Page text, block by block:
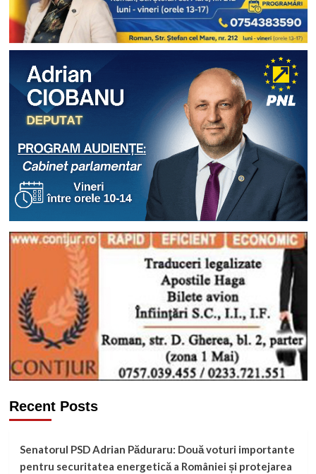
Recent Posts
Senatorul PSD Adrian Păduraru: Două voturi importante
pentru securitatea energetică a României și protejarea